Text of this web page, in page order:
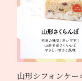
山形シフォンケー